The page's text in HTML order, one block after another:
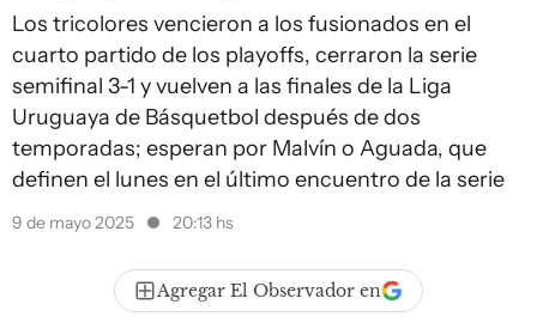
Los tricolores vencieron a los fusionados en el
cuarto partido de los playoffs, cerraron la serie
semifinal 3-1 y vuelven a las finales de la Liga
Uruguaya de Básquetbol después de dos
temporadas; esperan por Malvín o Aguada, que
definen el lunes en el último encuentro de la serie
9 de mayo 2025 20:13 hs
Agregar El Observador en